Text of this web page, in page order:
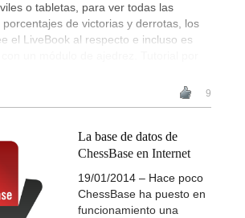
o tabletas, para ver todas las
de victorias y derrotas, los
el LiveBook al respecto e incluso es
9
La base de datos de
ChessBase en Internet
19/01/2014 – Hace poco
ChessBase ha puesto en
funcionamiento una